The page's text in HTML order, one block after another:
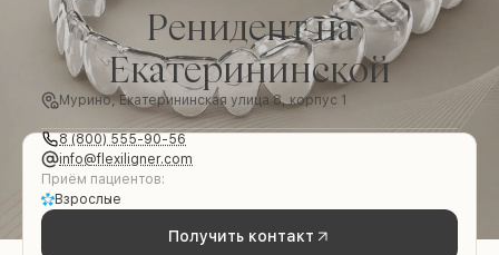
Ренидент на
Екатерининской
Мурино, Екатерининская улица 8, корпус 1
8 (800) 555-90-56
info@flexiligner.com
Приём пациентов:
Взрослые
Получить контакт